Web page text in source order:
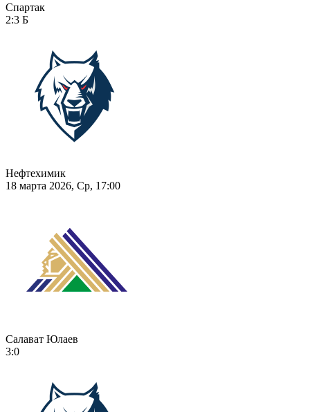
Спартак
2:3 Б
Нефтехимик
18 марта 2026, Ср, 17:00
Салават Юлаев
3:0